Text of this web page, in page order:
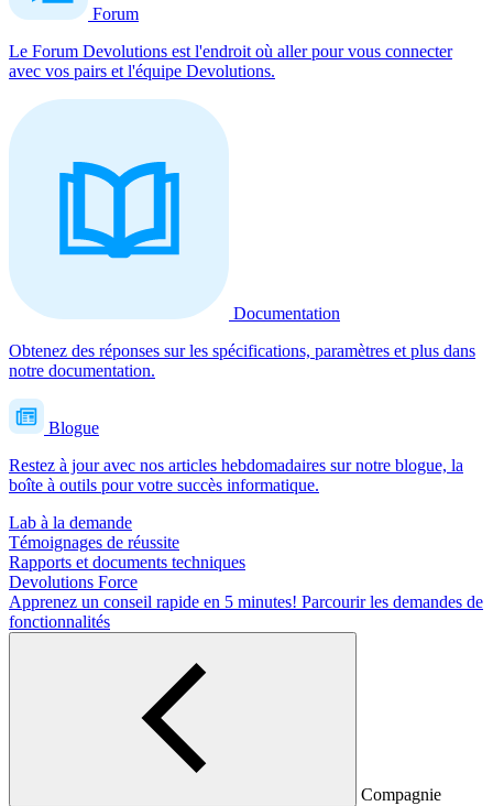
Forum
Le Forum Devolutions est l'endroit où aller pour vous connecter
avec vos pairs et l'équipe Devolutions.
Documentation
Obtenez des réponses sur les spécifications, paramètres et plus dans
notre documentation.
Blogue
Restez à jour avec nos articles hebdomadaires sur notre blogue, la
boîte à outils pour votre succès informatique.
Lab à la demande
Témoignages de réussite
Rapports et documents techniques
Devolutions Force
Apprenez un conseil rapide en 5 minutes! Parcourir les demandes de
fonctionnalités
Compagnie